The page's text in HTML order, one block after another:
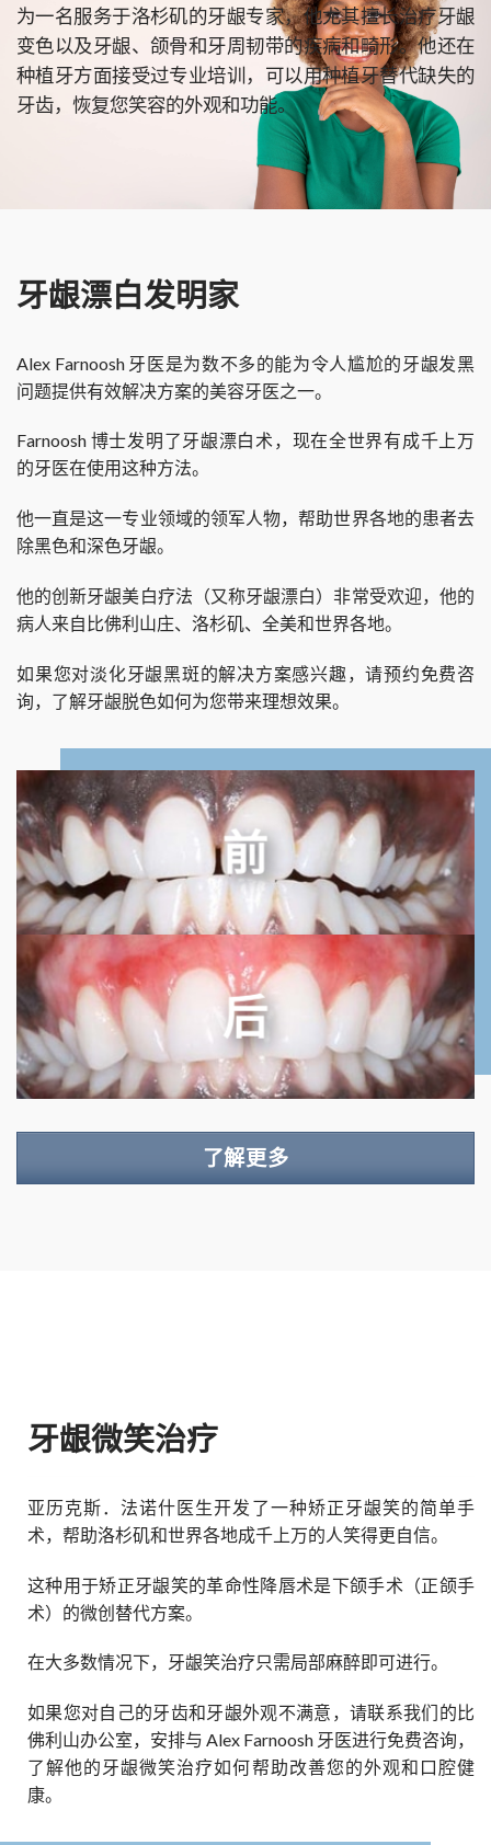
为一名服务于洛杉矶的牙龈专家，他尤其擅长治疗牙龈
变色以及牙龈、颌骨和牙周韧带的疾病和畸形。他还在
种植牙方面接受过专业培训，可以用种植牙替代缺失的
牙齿，恢复您笑容的外观和功能。
牙龈漂白发明家
Alex Farnoosh 牙医是为数不多的能为令人尴尬的牙龈发黑
问题提供有效解决方案的美容牙医之一。
Farnoosh 博士发明了牙龈漂白术，现在全世界有成千上万
的牙医在使用这种方法。
他一直是这一专业领域的领军人物，帮助世界各地的患者去
除黑色和深色牙龈。
他的创新牙龈美白疗法（又称牙龈漂白）非常受欢迎，他的
病人来自比佛利山庄、洛杉矶、全美和世界各地。
如果您对淡化牙龈黑斑的解决方案感兴趣，请预约免费咨
询，了解牙龈脱色如何为您带来理想效果。
前
后
了解更多
牙龈微笑治疗
亚历克斯．法诺什医生开发了一种矫正牙龈笑的简单手
术，帮助洛杉矶和世界各地成千上万的人笑得更自信。
这种用于矫正牙龈笑的革命性降唇术是下颌手术（正颌手
术）的微创替代方案。
在大多数情况下，牙龈笑治疗只需局部麻醉即可进行。
如果您对自己的牙齿和牙龈外观不满意，请联系我们的比
佛利山办公室，安排与 Alex Farnoosh 牙医进行免费咨询，
了解他的牙龈微笑治疗如何帮助改善您的外观和口腔健
康。